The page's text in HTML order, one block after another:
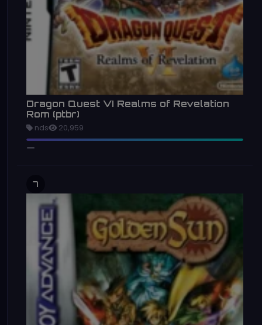
Dragon Quest VI Realms of Revelation
Rom (ptbr)
nds 20,959
7